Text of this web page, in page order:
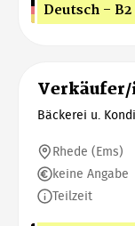
Deutsch -
Bäckerei u.
Rhede (Ems)
keine Angabe
Teilzeit